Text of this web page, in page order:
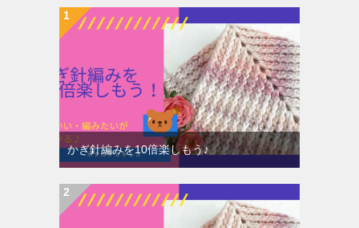
かぎ針編みを10倍楽しもう♪